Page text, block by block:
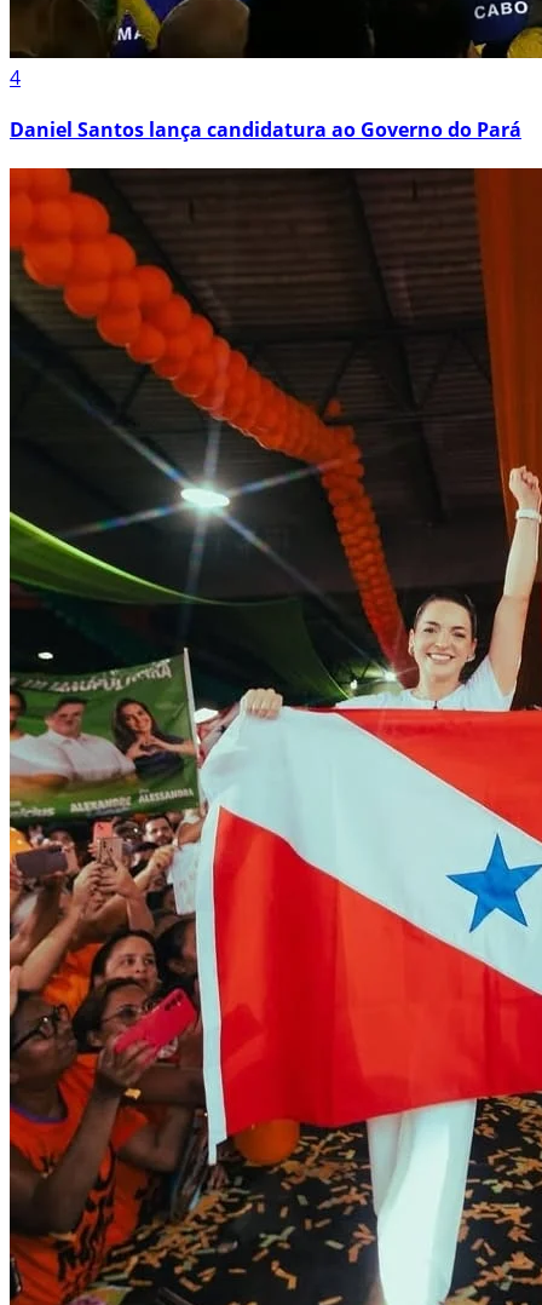
4
Daniel Santos lança candidatura ao Governo do Pará